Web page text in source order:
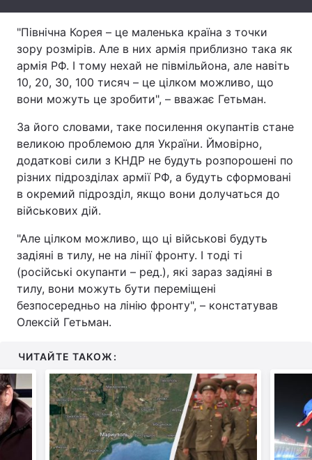
Тема оформлення
"Північна Корея – це маленька країна з точки
зору розмірів. Але в них армія приблизно така як
армія РФ. І тому нехай не півмільйона, але навіть
10, 20, 30, 100 тисяч – це цілком можливо, що
вони можуть це зробити", – вважає Гетьман.
За його словами, таке посилення окупантів стане
великою проблемою для України. Ймовірно,
додаткові сили з КНДР не будуть розпорошені по
різних підрозділах армії РФ, а будуть сформовані
в окремий підрозділ, якщо вони долучаться до
військових дій.
"Але цілком можливо, що ці військові будуть
задіяні в тилу, не на лінії фронту. І тоді ті
(російські окупанти – ред.), які зараз задіяні в
тилу, вони можуть бути переміщені
безпосередньо на лінію фронту", – констатував
Олексій Гетьман.
ЧИТАЙТЕ ТАКОЖ: